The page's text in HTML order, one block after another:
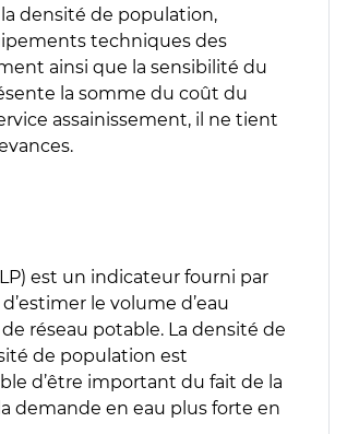
densité de population,
techniques des
ainsi que la sensibilité du
la somme du coût du
assainissement, il ne tient
est un indicateur fourni par
le volume d’eau
réseau potable. La densité de
de population est
d’être important du fait de la
demande en eau plus forte en